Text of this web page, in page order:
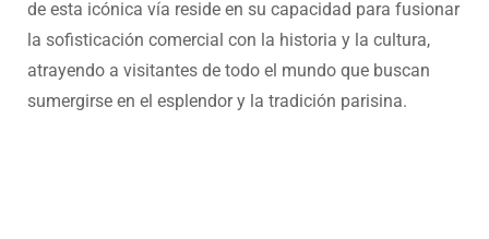
de esta icónica vía reside en su capacidad para fusionar
la sofisticación comercial con la historia y la cultura,
atrayendo a visitantes de todo el mundo que buscan
sumergirse en el esplendor y la tradición parisina.